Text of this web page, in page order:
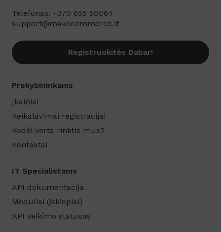
Telefonas: +370 655 50064
support@makecommerce.lt
Registruokitės Dabar!
Prekybininkams
Įkainiai
Reikalavimai registracijai
Kodėl verta rinktis mus?
Kontaktai
IT Specialistams
API dokumentacija
Moduliai (įskiepiai)
API veikimo statusas